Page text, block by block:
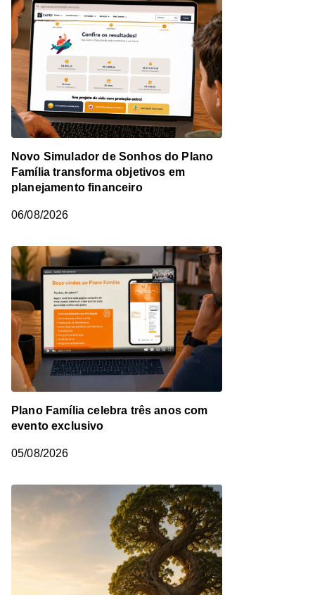
Novo Simulador de Sonhos do Plano
Família transforma objetivos em
planejamento financeiro
06/08/2026
Plano Família celebra três anos com
evento exclusivo
05/08/2026